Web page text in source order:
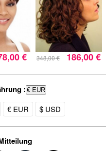
€ 348,00 € 186,00 €
:€ EUR
€ EUR $ USD